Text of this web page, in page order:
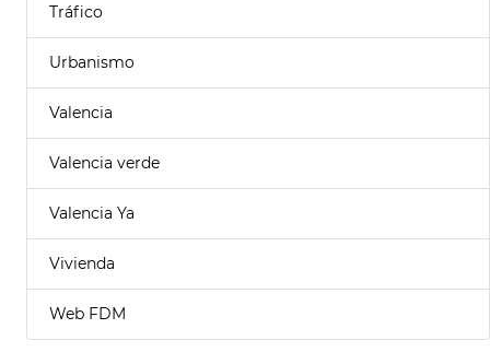
Tráfico
Urbanismo
Valencia
Valencia verde
Valencia Ya
Vivienda
Web FDM